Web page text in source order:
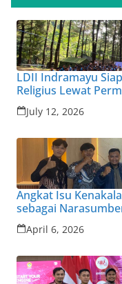
LDII Indramayu
Religius Lewat
July 12, 2026
Angkat Isu
sebagai
April 6, 2026